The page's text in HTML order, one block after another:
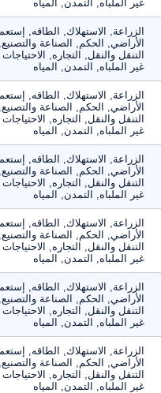
غير الملباه, التمدن, المياه
الزراعة, الاستهلاك, الطاقه, إستعمال
الأراضي, الحكم, الصناعة والتصنيع,
التنقل والنقل, التجاره, الاحتياجات
غير الملباه, التمدن, المياه
الزراعة, الاستهلاك, الطاقه, إستعمال
الأراضي, الحكم, الصناعة والتصنيع,
التنقل والنقل, التجاره, الاحتياجات
غير الملباه, التمدن, المياه
الزراعة, الاستهلاك, الطاقه, إستعمال
الأراضي, الحكم, الصناعة والتصنيع,
التنقل والنقل, التجاره, الاحتياجات
غير الملباه, التمدن, المياه
الزراعة, الاستهلاك, الطاقه, إستعمال
الأراضي, الحكم, الصناعة والتصنيع,
التنقل والنقل, التجاره, الاحتياجات
غير الملباه, التمدن, المياه
الزراعة, الاستهلاك, الطاقه, إستعمال
الأراضي, الحكم, الصناعة والتصنيع,
التنقل والنقل, التجاره, الاحتياجات
غير الملباه, التمدن, المياه
الزراعة, الاستهلاك, الطاقه, إستعمال
الأراضي, الحكم, الصناعة والتصنيع,
التنقل والنقل, التجاره, الاحتياجات
غير الملباه, التمدن, المياه